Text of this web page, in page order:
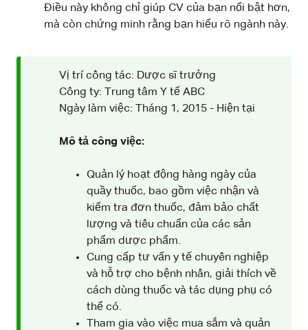
Điều này không chỉ giúp CV của bạn nổi bật hơn,
mà còn chứng minh rằng bạn hiểu rõ ngành này.
Vị trí công tác: Dược sĩ trưởng
Công ty: Trung tâm Y tế ABC
Ngày làm việc: Tháng 1, 2015 - Hiện tại
Mô tả công việc:
Quản lý hoạt động hàng ngày của
quầy thuốc, bao gồm việc nhận và
kiểm tra đơn thuốc, đảm bảo chất
lượng và tiêu chuẩn của các sản
phẩm dược phẩm.
Cung cấp tư vấn y tế chuyên nghiệp
và hỗ trợ cho bệnh nhân, giải thích về
cách dùng thuốc và tác dụng phụ có
thể có.
Tham gia vào việc mua sắm và quản